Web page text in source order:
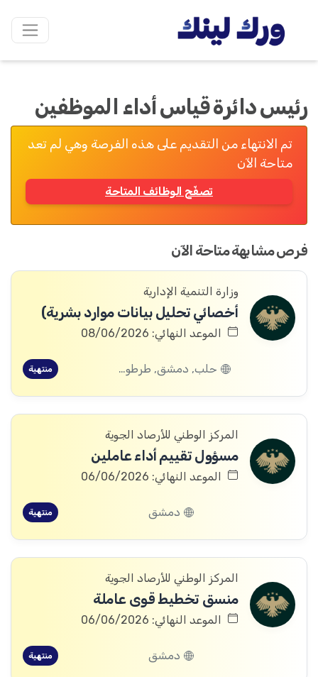
رئيس دائرة قياس أداء الموظفين
تم الانتهاء من التقديم على هذه الفرصة وهي لم تعد
متاحة الآن
تصفّح الوظائف المتاحة
فرص مشابهة متاحة الآن
وزارة التنمية الإدارية
أخصائي تحليل بيانات موارد بشرية)
الموعد النهائي: 08/06/2026
حلب, دمشق, طرطوس, ريف دمشق, ديرالزور, درعا, إدلب, القنيطرة, اللاذقية, الرقة, حمص, الحسكة, حماة منتهية
المركز الوطني للأرصاد الجوية
مسؤول تقييم أداء عاملين
الموعد النهائي: 06/06/2026
دمشق منتهية
المركز الوطني للأرصاد الجوية
منسق تخطيط قوى عاملة
الموعد النهائي: 06/06/2026
دمشق منتهية